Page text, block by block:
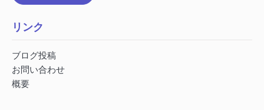
リンク
ブログ投稿
お問い合わせ
概要